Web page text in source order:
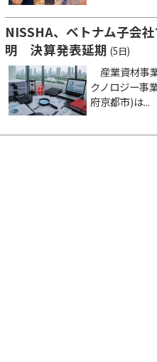
NISSHA、ベトナム子会
明 決算発表延期 (5日)
産業資材事
クノロジー事
府京都市)は...